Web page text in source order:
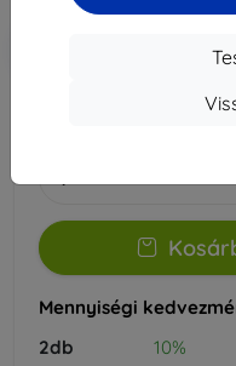
Kedvezmény
Mennyiségi
2db
10%